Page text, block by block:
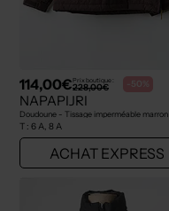
114,00€Prix boutique :
228,00€ -50%
NAPAPIJRI
Doudoune - Tissage imperméable marron
T : 6 A, 8 A
ACHAT EXPRESS